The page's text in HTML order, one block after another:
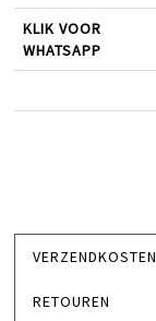
KLIK VOOR
WHATSAPP
VERZENDKOSTEN
RETOUREN